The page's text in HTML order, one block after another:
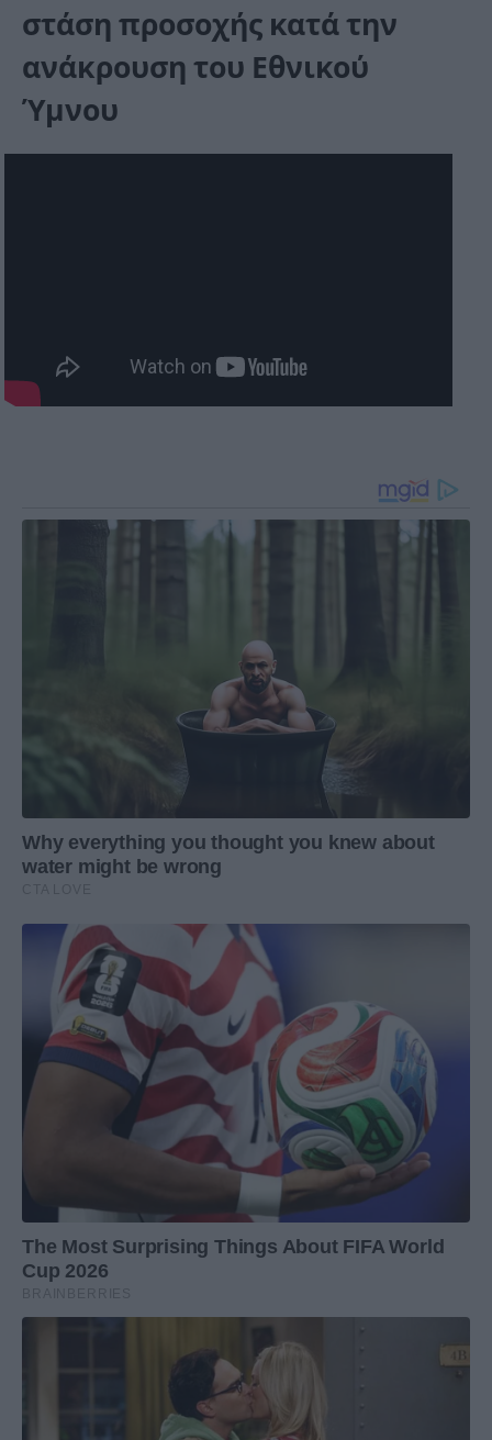
στάση προσοχής κατά την
ανάκρουση του Εθνικού
Ύμνου